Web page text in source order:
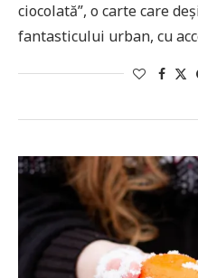
ciocolată”, o carte care
fantasticului urban, cu